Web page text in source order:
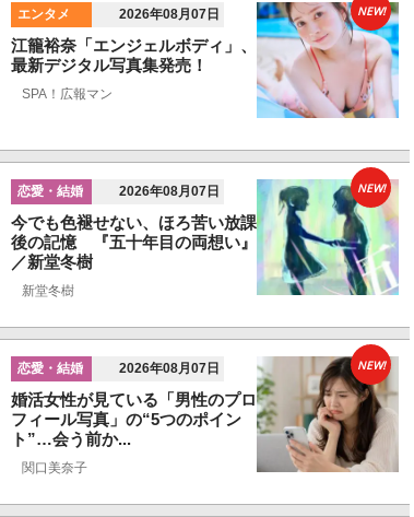
エンタメ 2026年08月07日
江籠裕奈「エンジェルボディ」、
最新デジタル写真集発売！
SPA！広報マン
NEW!
恋愛・結婚 2026年08月07日
今でも色褪せない、ほろ苦い放課
後の記憶 『五十年目の両想い』
／新堂冬樹
新堂冬樹
NEW!
恋愛・結婚 2026年08月07日
婚活女性が見ている「男性のプロ
フィール写真」の“5つのポイン
ト”…会う前か...
関口美奈子
NEW!